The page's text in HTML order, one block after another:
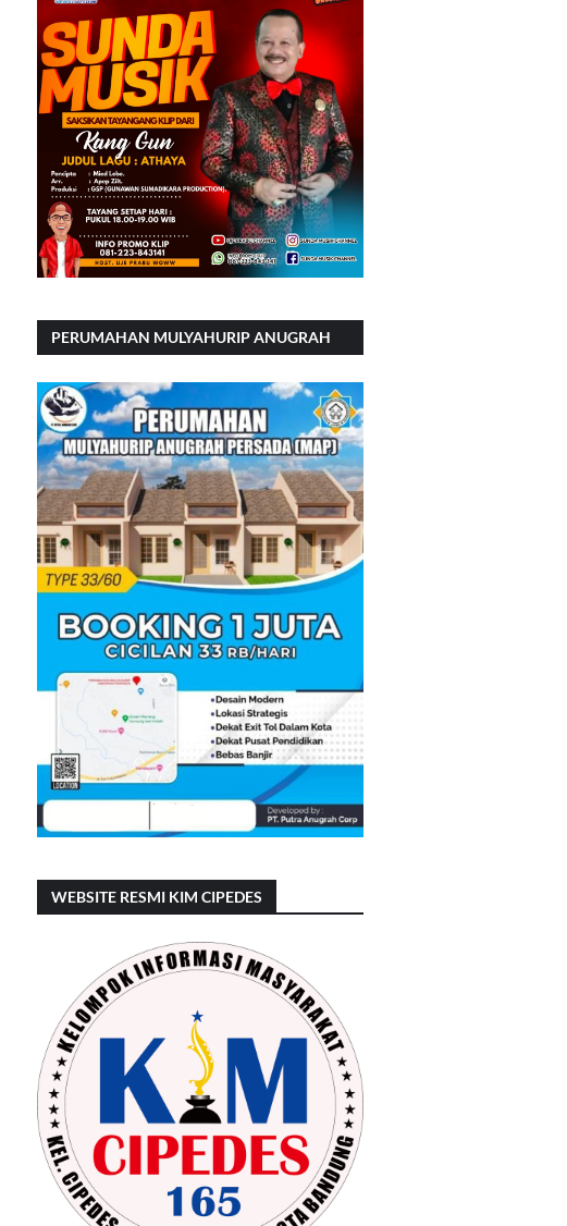
PERUMAHAN MULYAHURIP ANUGRAH
WEBSITE RESMI KIM CIPEDES